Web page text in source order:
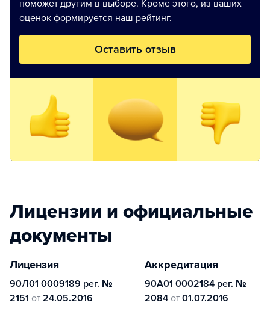
поможет другим в выборе. Кроме этого, из ваших
оценок формируется наш рейтинг.
Оставить отзыв
Лицензии и официальные
документы
Лицензия
90Л01 0009189 рег. №
2151 от 24.05.2016
Аккредитация
90А01 0002184 рег. №
2084 от 01.07.2016